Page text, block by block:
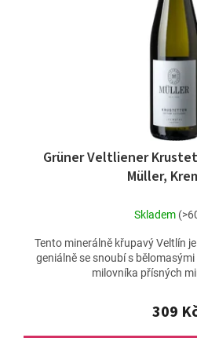
Grüner Veltliener
Müller,
Skladem
309
Tento minerálně křupavý Veltlín
geniálně se snoubí s
milovníka přísných